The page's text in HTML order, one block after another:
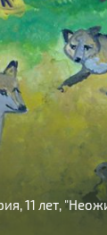
11 лет,